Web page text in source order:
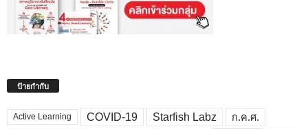
ป้ายกำกับ
Active Learning COVID-19 Starfish Labz ก.ค.ศ.